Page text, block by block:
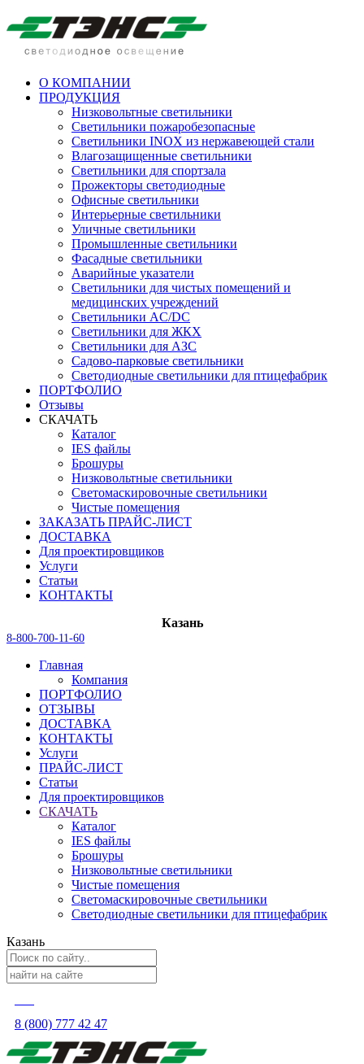
О КОМПАНИИ
ПРОДУКЦИЯ
Низковольтные светильники
Cветильники пожаробезопасные
Светильники INOX из нержавеющей стали
Влагозащищенные светильники
Светильники для спортзала
Прожекторы светодиодные
Офисные светильники
Интерьерные светильники
Уличные светильники
Промышленные светильники
Фасадные светильники
Аварийные указатели
Светильники для чистых помещений и
медицинских учреждений
Светильники AC/DC
Светильники для ЖКХ
Светильники для АЗС
Садово-парковые светильники
Светодиодные светильники для птицефабрик
ПОРТФОЛИО
Отзывы
СКАЧАТЬ
Каталог
IES файлы
Брошуры
Низковольтные светильники
Светомаскировочные светильники
Чистые помещения
ЗАКАЗАТЬ ПРАЙС-ЛИСТ
ДОСТАВКА
Для проектировщиков
Услуги
Статьи
КОНТАКТЫ
Казань
8-800-700-11-60
Главная
Компания
ПОРТФОЛИО
ОТЗЫВЫ
ДОСТАВКА
КОНТАКТЫ
Услуги
ПРАЙС-ЛИСТ
Статьи
Для проектировщиков
СКАЧАТЬ
Каталог
IES файлы
Брошуры
Низковольтные светильники
Чистые помещения
Светомаскировочные светильники
Светодиодные светильники для птицефабрик
Казань
8 (800) 777 42 47